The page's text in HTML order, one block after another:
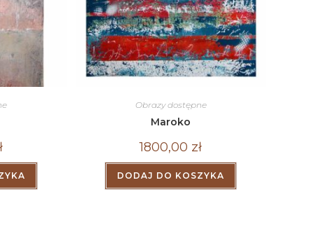
Obrazy dostępne
Maroko
1800,00 zł
DODAJ DO KOSZYKA